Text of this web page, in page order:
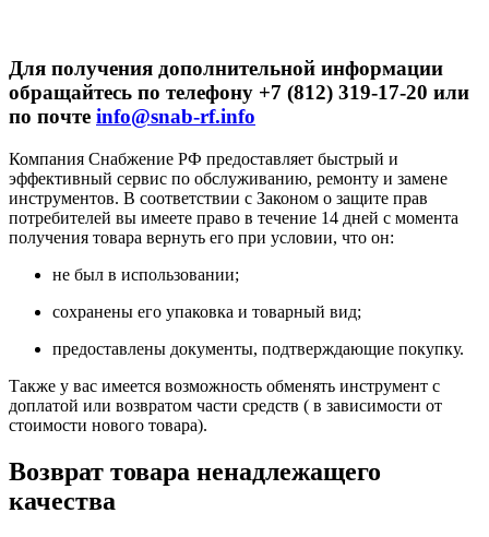
Для получения дополнительной информации
обращайтесь по телефону +7 (812) 319-17-20 или
по почте info@snab-rf.info
Компания Снабжение РФ предоставляет быстрый и
эффективный сервис по обслуживанию, ремонту и замене
инструментов. В соответствии с Законом о защите прав
потребителей вы имеете право в течение 14 дней с момента
получения товара вернуть его при условии, что он:
не был в использовании;
сохранены его упаковка и товарный вид;
предоставлены документы, подтверждающие покупку.
Также у вас имеется возможность обменять инструмент с
доплатой или возвратом части средств ( в зависимости от
стоимости нового товара).
Возврат товара ненадлежащего
качества